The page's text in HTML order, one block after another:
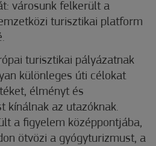
városunk felkerült a
turisztikai platform
turisztikai pályázatnak
különleges úti célokat
élményt és
kínálnak az utazóknak.
a figyelem középpontjába,
ötvözi a gyógyturizmust, a